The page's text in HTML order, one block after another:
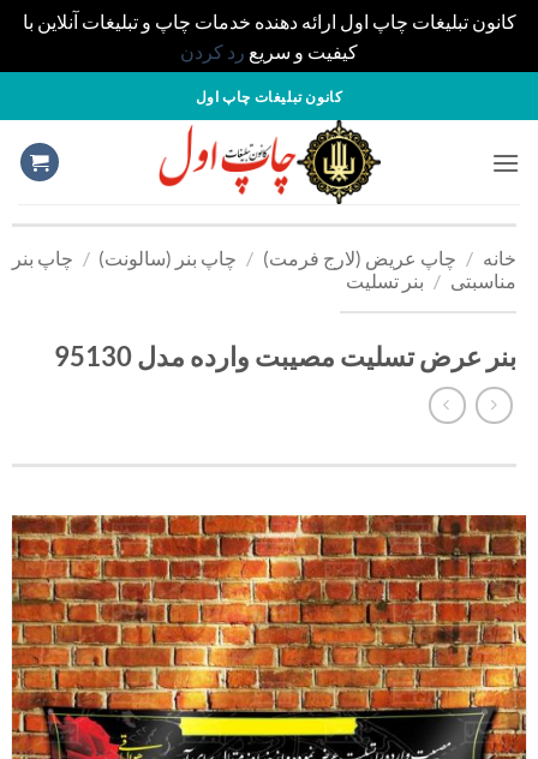
کانون تبلیغات چاپ اول ارائه دهنده خدمات چاپ و تبلیغات آنلاین با
کیفیت و سریع رد کردن
کانون تبلیغات چاپ اول
خانه / چاپ عریض (لارج فرمت) / چاپ بنر (سالونت) / چاپ بنر
مناسبتی
/ بنر تسلیت
بنر عرض تسلیت مصیبت وارده مدل 95130